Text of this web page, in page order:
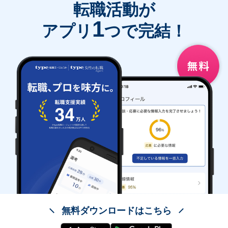
転職活動が
アプリ 1つで完結！
無料ダウンロードはこちら